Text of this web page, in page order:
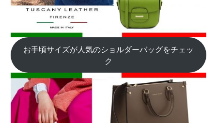
お手頃サイズが人気のショルダーバッグをチェッ
ク